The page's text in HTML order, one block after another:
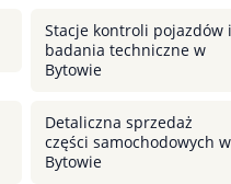
Stacje kontroli pojazdów i
badania techniczne w
Bytowie
Detaliczna sprzedaż
części samochodowych w
Bytowie